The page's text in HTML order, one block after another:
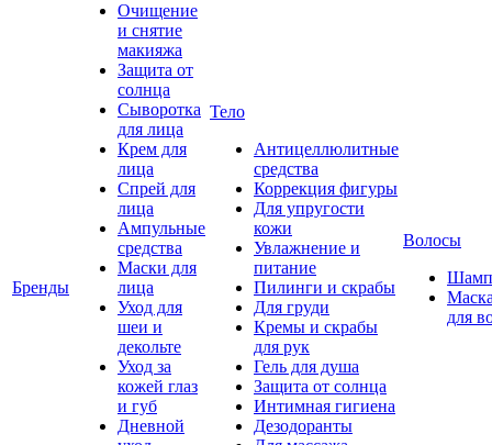
Бренды
Очищение
и снятие
макияжа
Защита от
солнца
Сыворотка
для лица
Крем для
лица
Спрей для
лица
Ампульные
средства
Маски для
лица
Уход для
шеи и
декольте
Уход за
кожей глаз
и губ
Дневной
Тело
Антицеллюлитные
средства
Коррекция фигуры
Для упругости
кожи
Увлажнение и
питание
Пилинги и скрабы
Для груди
Кремы и скрабы
для рук
Гель для душа
Защита от солнца
Интимная гигиена
Дезодоранты
Волосы
для